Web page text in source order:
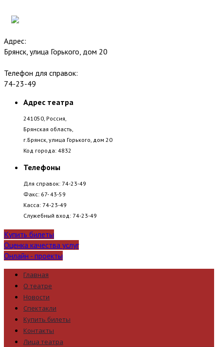
Адрес:
Брянск, улица Горького, дом 20
Телефон для справок:
74-23-49
Адрес театра
241050, Россия,
Брянская область,
г.Брянск, улица Горького, дом 20
Код города: 4832
Телефоны
Для справок: 74-23-49
Факс: 67- 43-59
Касса: 74-23-49
Служебный вход: 74-23-49
Купить билеты
Оценка качества услуг
Онлайн - проекты
Главная
О театре
Новости
Спектакли
Купить билеты
Контакты
Лица театра